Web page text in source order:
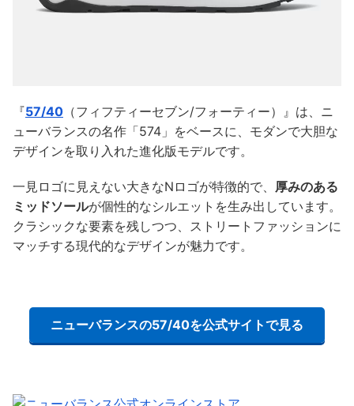
『57/40 （フィフティーセブン/フォーティー）』は、ニ
ューバランスの名作「574」をベースに、モダンで大胆な
デザインを取り入れた進化版モデルです。
一見ロゴに見えない大きなNロゴが特徴的で、 厚みのある
ミッドソールが個性的なシルエットを生み出しています。
クラシックな要素を残しつつ、ストリートファッションに
マッチする現代的なデザインが魅力です。
ニューバランスの57/40を公式サイトで見る